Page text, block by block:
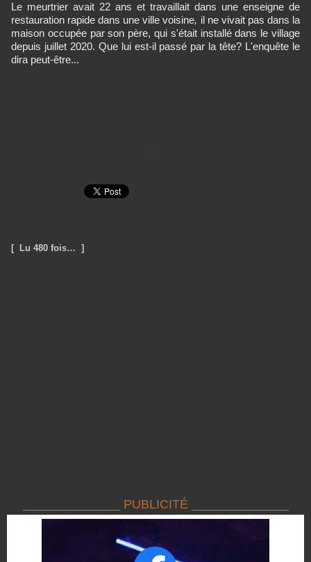
Le meurtrier avait 22 ans et travaillait dans une enseigne de
restauration rapide dans une ville voisine, il ne vivait pas dans la
maison occupée par son père, qui s'était installé dans le village
depuis juillet 2020. Que lui est-il passé par la tête? L'enquête le
dira peut-être...
[ Lu 480 fois… ]
______________ PUBLICITÉ ______________